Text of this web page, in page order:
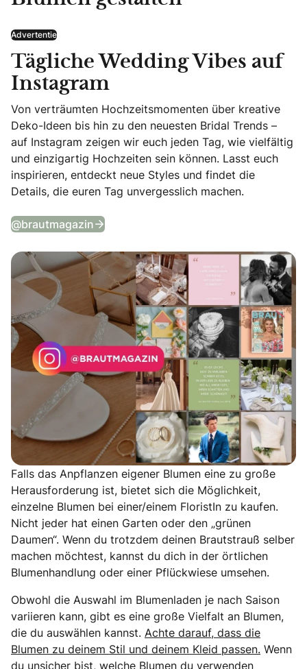
Advertentie
Tägliche Wedding Vibes auf
Instagram
Von verträumten Hochzeitsmomenten über kreative
Deko-Ideen bis hin zu den neuesten Bridal Trends –
auf Instagram zeigen wir euch jeden Tag, wie vielfältig
und einzigartig Hochzeiten sein können. Lasst euch
inspirieren, entdeckt neue Styles und findet die
Details, die euren Tag unvergesslich machen.
@brautmagazin Tägliche Wedding Vibes auf Instagram
Falls das Anpflanzen eigener Blumen eine zu große
Herausforderung ist, bietet sich die Möglichkeit,
einzelne Blumen bei einer/einem FloristIn zu kaufen.
Nicht jeder hat einen Garten oder den „grünen
Daumen“. Wenn du trotzdem deinen Brautstrauß selber
machen möchtest, kannst du dich in der örtlichen
Blumenhandlung oder einer Pflückwiese umsehen.
Obwohl die Auswahl im Blumenladen je nach Saison
variieren kann, gibt es eine große Vielfalt an Blumen,
die du auswählen kannst. Achte darauf, dass die
Blumen zu deinem Stil und deinem Kleid passen. Wenn
du unsicher bist, welche Blumen du verwenden